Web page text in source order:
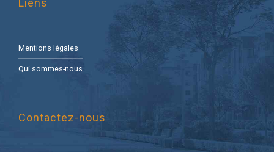
Mentions légales
Qui sommes-nous
Contactez-nous